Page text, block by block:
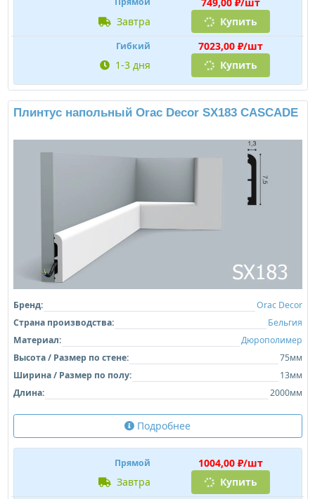
завтра
Купить
Гибкий
7023,00 ₽/шт
1-3 дня
Купить
Плинтус напольный Orac Decor SX183 CASCADE
Бренд:
Orac Decor
Страна производства:
Бельгия
Материал:
Дюрополимер
Высота / Размер по стене:
75мм
Ширина / Размер по полу:
13мм
Длина:
2000мм
Подробнее
Прямой
1004,00 ₽/шт
завтра
Купить